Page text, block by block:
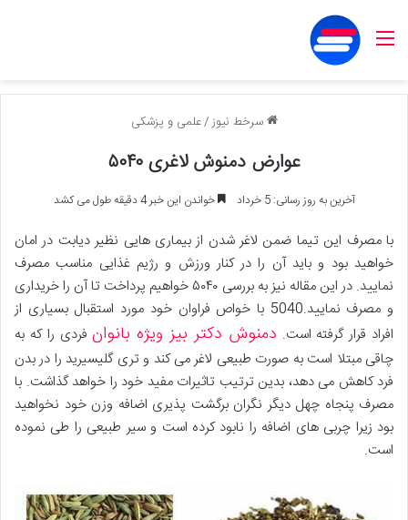
منو
سرخط نیوز/علمی و پزشکی
عوارض دمنوش لاغری ۵۰۴۰
آخرین به روز رسانی: 5 خرداد خواندن این خبر 4 دقیقه طول می کشد
با مصرف این تیما ضمن لاغر شدن از بیماری هایی نظیر دیابت در امان
خواهید بود و باید آن را در کنار ورزش و رژیم غذایی مناسب مصرف
نمایید. در این مقاله نیز به بررسی ۵۰۴۰ خواهیم پرداخت تا آن را خریداری
و مصرف نمایید.5040 با خواص فراوان خود مورد استقبال بسیاری از
افراد قرار گرفته است. دمنوش دکتر بیز ویژه بانوانفردی را که به
چاقی مبتلا است به صورت طبیعی لاغر می کند و تری گلیسیرید را در بدن
فرد کاهش می دهد، بدین ترتیب تاثیرات مفید خود را خواهد گذاشت. با
مصرف پنجاه چهل دیگر نگران برگشت پذیری اضافه وزن خود نخواهید
بود زیرا چربی های اضافه را نابود کرده است و سیر طبیعی را طی نموده
است.